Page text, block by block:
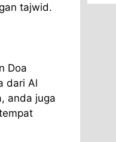
tajwid.
Doa
dari Al
anda juga